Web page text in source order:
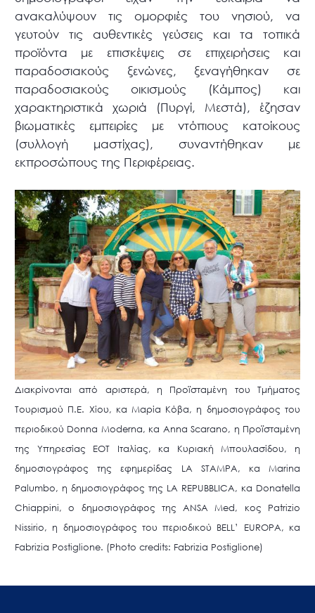
ανακαλύψουν τις ομορφιές του νησιού, να
γευτούν τις αυθεντικές γεύσεις και τα τοπικά
προϊόντα με επισκέψεις σε επιχειρήσεις και
παραδοσιακούς ξενώνες, ξεναγήθηκαν σε
παραδοσιακούς οικισμούς (Κάμπος) και
χαρακτηριστικά χωριά (Πυργί, Μεστά), έζησαν
βιωματικές εμπειρίες με ντόπιους κατοίκους
(συλλογή μαστίχας), συναντήθηκαν με
εκπροσώπους της Περιφέρειας.
Διακρίνονται από αριστερά, η Προϊσταμένη του Τμήματος
Τουρισμού Π.Ε. Χίου, κα Μαρία Κόβα, η δημοσιογράφος του
περιοδικού Donna Moderna, κα Anna Scarano, η Προϊσταμένη
της Υπηρεσίας ΕΟΤ Ιταλίας, κα Κυριακή Μπουλασίδου, η
δημοσιογράφος της εφημερίδας LA STAMPA, κα Marina
Palumbo, η δημοσιογράφος της LA REPUBBLICA, κα Donatella
Chiappini, ο δημοσιογράφος της ANSA Med, κος Patrizio
Nissirio, η δημοσιογράφος του περιοδικού BELL’ EUROPA, κα
Fabrizia Postiglione. (Photo credits: Fabrizia Postiglione)